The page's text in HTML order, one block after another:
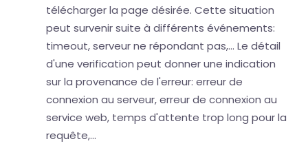
télécharger la page désirée. Cette situation
peut survenir suite à différents événements:
timeout, serveur ne répondant pas,... Le détail
d'une verification peut donner une indication
sur la provenance de l'erreur: erreur de
connexion au serveur, erreur de connexion au
service web, temps d'attente trop long pour la
requête,...